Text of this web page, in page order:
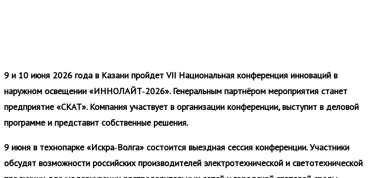
9 и 10 июня 2026 года в Казани пройдет VII Национальная конференция инноваций в
наружном освещении «ИННОЛАЙТ‑2026». Генеральным партнёром мероприятия станет
предприятие «СКАТ». Компания участвует в организации конференции, выступит в деловой
программе и представит собственные решения.
9 июня в технопарке «Искра‑Волга» состоится выездная сессия конференции. Участники
обсудят возможности российских производителей электротехнической и светотехнической